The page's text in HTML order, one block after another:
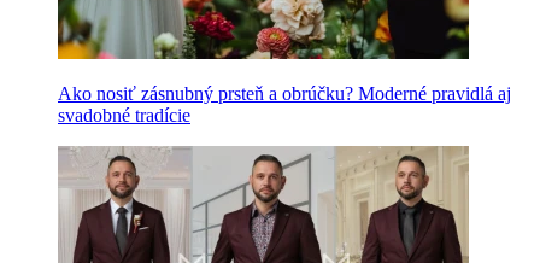
Ako nosiť zásnubný prsteň a obrúčku? Moderné pravidlá aj
svadobné tradície